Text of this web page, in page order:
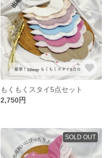
もくもくスタイ5点セット
2,750円
SOLD OUT